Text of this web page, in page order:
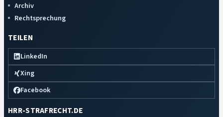
Archiv
Rechtsprechung
TEILEN
LinkedIn
Xing
Facebook
HRR-STRAFRECHT.DE